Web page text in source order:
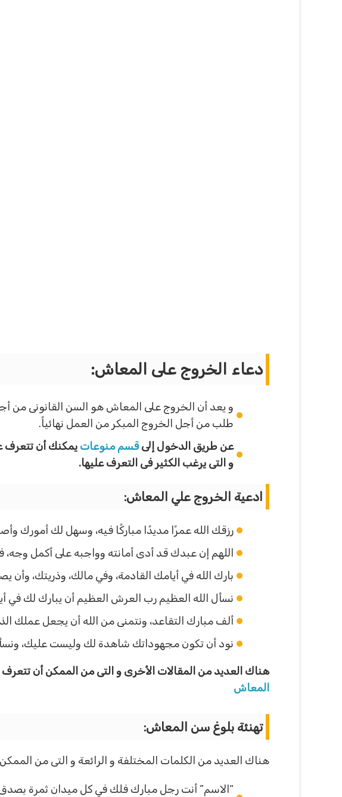
دعاء الخروج على المعاش:
و يعد أن الخروج على المعاش هو السن القانونى من
طلب من أجل الخروج المبكر من العمل نهائياً.
عن طريق الدخول إلىقسم منوعات يمكنك أن تتعرف
و التى يرغب الكثير فى التعرف عليها.
ادعية الخروج علي المعاش:
رزقك الله عمرًا مديدًا مباركًا فيه، وسهل لك أمورك
اللهم إن عبدك قد أدى أمانته وواجبه على أكمل
بارك الله في أيامك القادمة، وفي مالك، وذريتك،
نسأل الله العظيم رب العرش العظيم أن يبارك لك في
ألف مبارك التقاعد، ونتمنى من الله أن يجعل عملك
نود أن تكون مجهوداتك شاهدة لك وليست عليك،
هناك العديد من المقالات الأخرى و التى من الممكن أن
المعاش
تهنئة بلوغ سن المعاش:
هناك العديد من الكلمات المختلفة و الرائعة و التى من
“الاسم” أنت رجل مبارك فلك في كل ميدان ثمرة